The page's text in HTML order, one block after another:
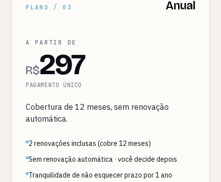
PLANO / 03 Anual
A PARTIR DE
R$297
PAGAMENTO ÚNICO
Cobertura de 12 meses, sem renovação
automática.
2 renovações inclusas (cobre 12 meses)
Sem renovação automática · você decide depois
Tranquilidade de não esquecer prazo por 1 ano